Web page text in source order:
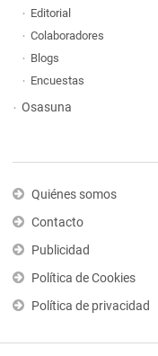
Editorial
Colaboradores
Blogs
Encuestas
Osasuna
Quiénes somos
Contacto
Publicidad
Política de Cookies
Política de privacidad